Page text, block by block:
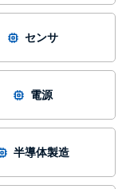
センサ
電源
半導体製造